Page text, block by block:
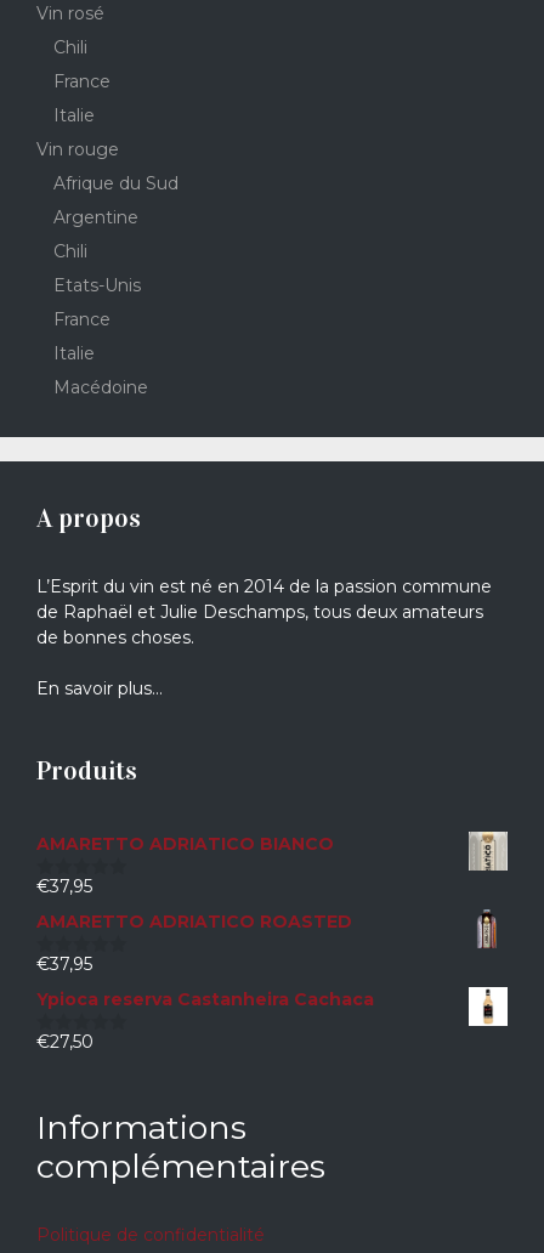
Vin rosé
Chili
France
Italie
Vin rouge
Afrique du Sud
Argentine
Chili
Etats-Unis
France
Italie
Macédoine
A propos
L’Esprit du vin est né en 2014 de la passion commune
de Raphaël et Julie Deschamps, tous deux amateurs
de bonnes choses.
En savoir plus…
Produits
AMARETTO ADRIATICO BIANCO
0
5
€37,95
AMARETTO ADRIATICO ROASTED
0
5
€37,95
Ypioca reserva Castanheira Cachaca
0
€27,50
Informations
complémentaires
Politique de confidentialité